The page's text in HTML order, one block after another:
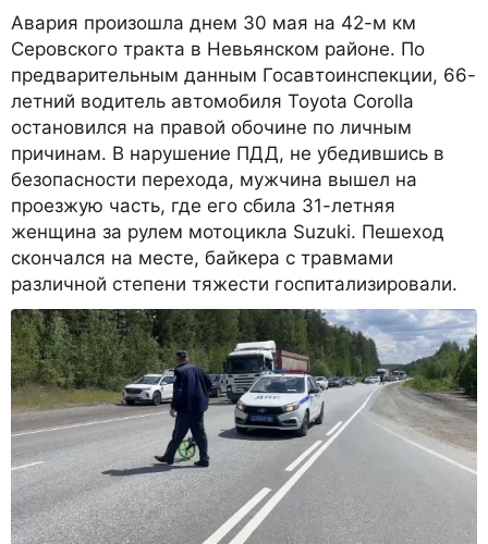
Авария произошла днем 30 мая на 42-м км
Серовского тракта в Невьянском районе. По
предварительным данным Госавтоинспекции, 66-
летний водитель автомобиля Toyota Corolla
остановился на правой обочине по личным
причинам. В нарушение ПДД, не убедившись в
безопасности перехода, мужчина вышел на
проезжую часть, где его сбила 31-летняя
женщина за рулем мотоцикла Suzuki. Пешеход
скончался на месте, байкера с травмами
различной степени тяжести госпитализировали.